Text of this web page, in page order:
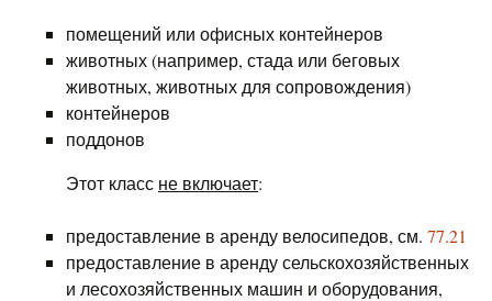
помещений или офисных контейнеров
животных (например, стада или беговых
животных, животных для сопровождения)
контейнеров
поддонов
Этот класс не включает:
предоставление в аренду велосипедов, см. 77.21
предоставление в аренду сельскохозяйственных
и лесохозяйственных машин и оборудования,